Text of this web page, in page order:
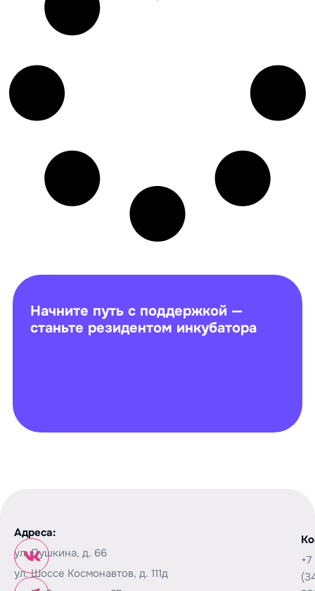
Начните путь с поддержкой —
станьте резидентом инкубатора
Адреса:
ул. Пушкина, д. 66
ул. Шоссе Космонавтов, д. 111д
+7